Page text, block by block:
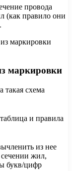
провода
(как правило они
маркировки
маркировки
схема
из нее
жил,
букв/цифр